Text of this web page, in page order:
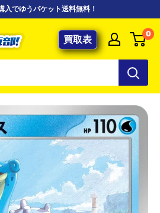
でゆうパケット送料無料！
買取表 0